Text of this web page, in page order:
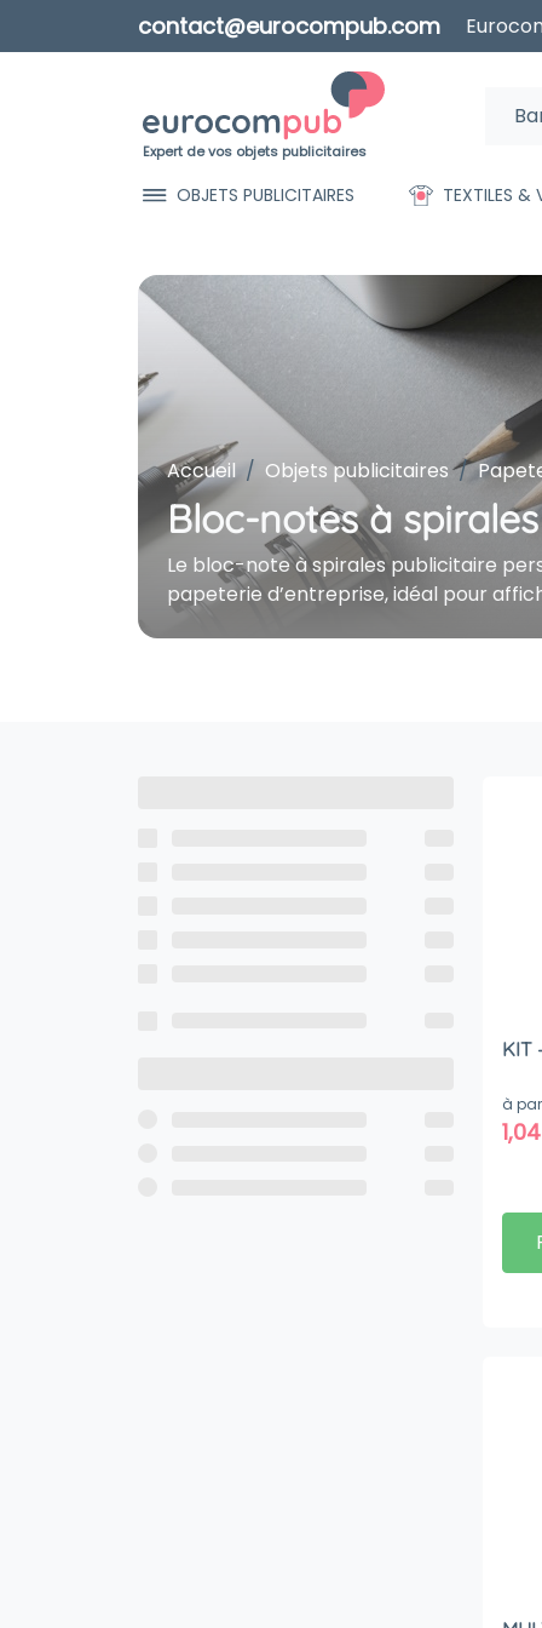
contact@eurocompub.com
Expert de vos objets publicitaires
OBJETS PUBLICITAIRES TEXTILES &
Accueil Objets publicitaires
Bloc-notes à
Le bloc-note à spirales publicitaire
papeterie d’entreprise, idéal pour
KIT
à
1,04